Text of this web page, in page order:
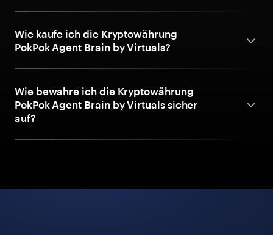
Wie kaufe ich die Kryptowährung
PokPok Agent Brain by Virtuals?
Wie bewahre ich die Kryptowährung
PokPok Agent Brain by Virtuals sicher
auf?